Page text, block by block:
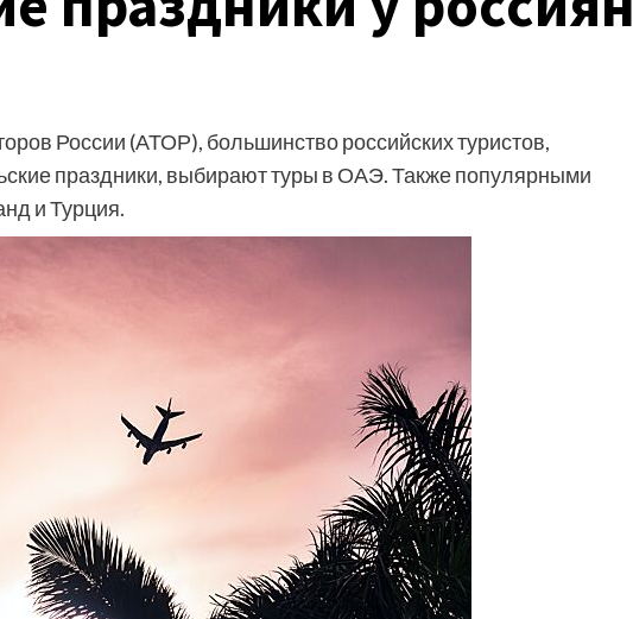
России (АТОР), большинство российских туристов,
праздники, выбирают туры в ОАЭ. Также популярными
и Турция.